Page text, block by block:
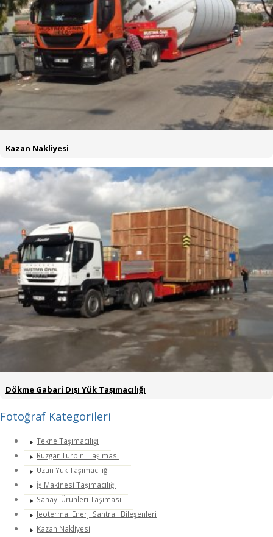
Kazan Nakliyesi
Dökme Gabari Dışı Yük Taşımacılığı
Fotoğraf Kategorileri
Tekne Taşımacılığı
Rüzgar Türbini Taşıması
Uzun Yük Taşımacılığı
İş Makinesi Taşımacılığı
Sanayi Ürünleri Taşıması
Jeotermal Enerji Santrali Bileşenleri
Kazan Nakliyesi